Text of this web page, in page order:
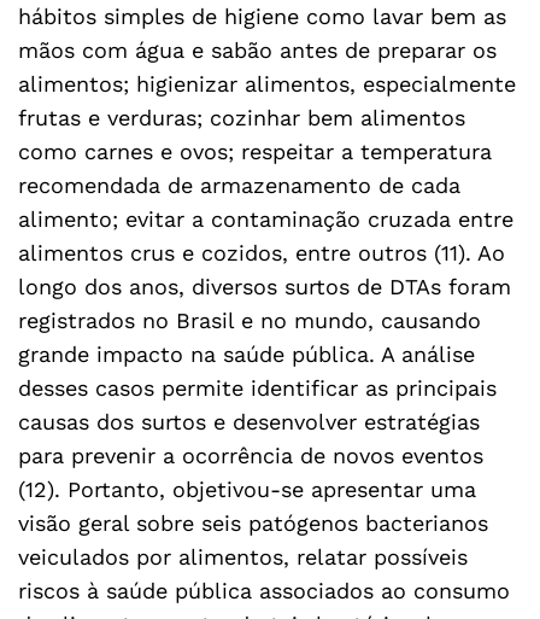
hábitos simples de higiene como lavar bem as
mãos com água e sabão antes de preparar os
alimentos; higienizar alimentos, especialmente
frutas e verduras; cozinhar bem alimentos
como carnes e ovos; respeitar a temperatura
recomendada de armazenamento de cada
alimento; evitar a contaminação cruzada entre
alimentos crus e cozidos, entre outros (11). Ao
longo dos anos, diversos surtos de DTAs foram
registrados no Brasil e no mundo, causando
grande impacto na saúde pública. A análise
desses casos permite identificar as principais
causas dos surtos e desenvolver estratégias
para prevenir a ocorrência de novos eventos
(12). Portanto, objetivou-se apresentar uma
visão geral sobre seis patógenos bacterianos
veiculados por alimentos, relatar possíveis
riscos à saúde pública associados ao consumo